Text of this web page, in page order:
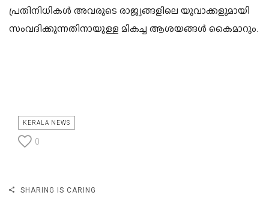
പ്രതിനിധികൾ അവരുടെ രാജ്യങ്ങളിലെ യുവാക്കളുമായി
സംവദിക്കുന്നതിനായുള്ള മികച്ച ആശയങ്ങൾ കൈമാറും.
KERALA NEWS
0
SHARING IS CARING